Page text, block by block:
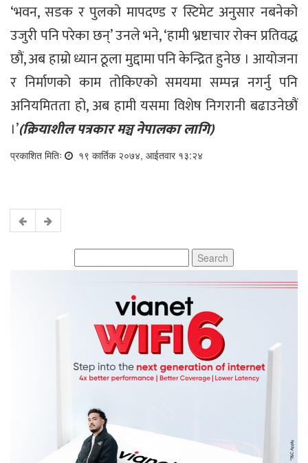
‘भवन, सडक र पुलको मापदण्ड र स्टिमेट अनुसार नबनेको
उजुरी पनि परेका छन्’ उनले भने, ‘हामी भ्रष्टाचार रोक्न प्रतिवद्ध
छौं, अब हाम्रो ध्यान ठूला मुद्दामा पनि केन्द्रित हुनेछ । आयोजना
र निर्माणको काम तोकिएको समयमा सम्पन्न नगर्नु पनि
अनियमितता हो, अब हामी यसमा विशेष निगरानी बढाउनेछौं
।’(क्रियाशील पत्रकार मञ्च नेपालका लागि)
प्रकाशित मितिः १९ कार्तिक २०७४, आईतवार १३:२४
for: